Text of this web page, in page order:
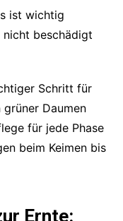
ist wichtig
nicht beschädigt
Schritt für
Daumen
für jede Phase
beim Keimen bis
Ernte: